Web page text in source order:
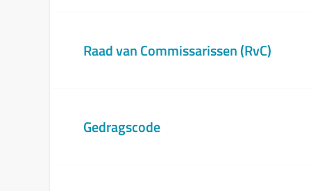
Raad van Commissarissen (RvC)
Gedragscode